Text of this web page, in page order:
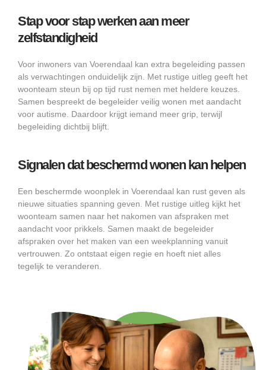
Stap voor stap werken aan meer
zelfstandigheid
Voor inwoners van Voerendaal kan extra begeleiding passen
als verwachtingen onduidelijk zijn. Met rustige uitleg geeft het
woonteam steun bij op tijd rust nemen met heldere keuzes.
Samen bespreekt de begeleider veilig wonen met aandacht
voor autisme. Daardoor krijgt iemand meer grip, terwijl
begeleiding dichtbij blijft.
Signalen dat beschermd wonen kan helpen
Een beschermde woonplek in Voerendaal kan rust geven als
nieuwe situaties spanning geven. Met rustige uitleg kijkt het
woonteam samen naar het nakomen van afspraken met
aandacht voor prikkels. Samen maakt de begeleider
afspraken over het maken van een weekplanning vanuit
vertrouwen. Zo ontstaat eigen regie en hoeft niet alles
tegelijk te veranderen.